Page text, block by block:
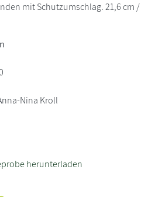
mit Schutzumschlag. 21,6 cm /
Nina Kroll
herunterladen